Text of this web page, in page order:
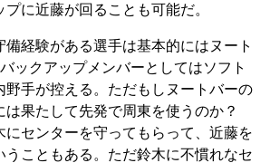
に近藤が回ることも可能だ。
経験がある選手は基本的にはヌート
ックアップメンバーとしてはソフト
野手が控える。ただもしヌートバーの
は果たして先発で周東を使うのか？
にセンターを守ってもらって、近藤を
うこともある。ただ鈴木に不慣れなセ